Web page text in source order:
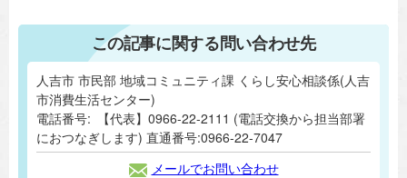
この記事に関する問い合わせ先
人吉市 市民部 地域コミュニティ課 くらし安心相談係(人吉
市消費生活センター)
電話番号:
【代表】0966-22-2111 (電話交換から担当部署
におつなぎします) 直通番号:0966-22-7047
メールでお問い合わせ